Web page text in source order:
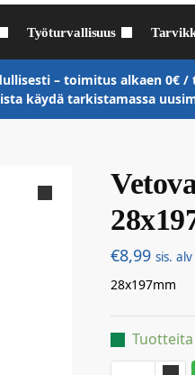
Työturvallisuus
– toimitus alkaen 0€ /
käydä tarkistamassa
€8,99 sis.
28x197mm